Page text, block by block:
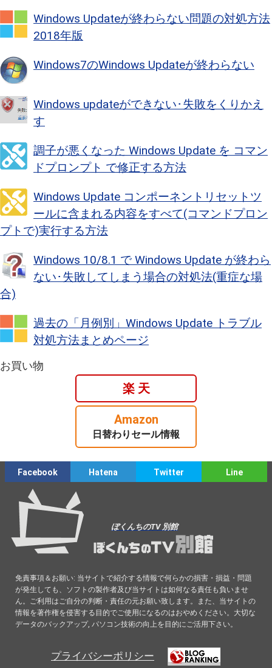
Windows Updateが終わらない問題の対処方法
2018年版
Windows7のWindows Updateが終わらない
Windows updateができない･失敗をくりかえ
す
調子が悪くなった Windows Update を コマン
ドプロンプト で修正する方法
Windows Update コンポーネントリセットツ
ールに含まれる内容をすべて(コマンドプロン
プトで)実行する方法
Windows 10/8.1 で Windows Update が終わら
ない･失敗してしまう場合の対処法(重症な場
合)
過去の「月例別」Windows Update トラブル
対処方法まとめページ
お買い物
楽 天
Amazon
日替わりセール情報
Facebook Hatena Twitter Line
ぼくんちのTV 別館
免責事項＆お願い: 当サイトで紹介する情報で何らかの損害・損益・問題
が発生しても、ソフトの製作者及び当サイトは如何なる責任も負いませ
ん。ご利用はご自分の判断・責任の元お願い致します。また、当サイトの
情報を著作権を侵害する目的でご使用になるのはおやめください。大切な
データのバックアップ, パソコン技術の向上を目的にご活用下さい。
プライバシーポリシー